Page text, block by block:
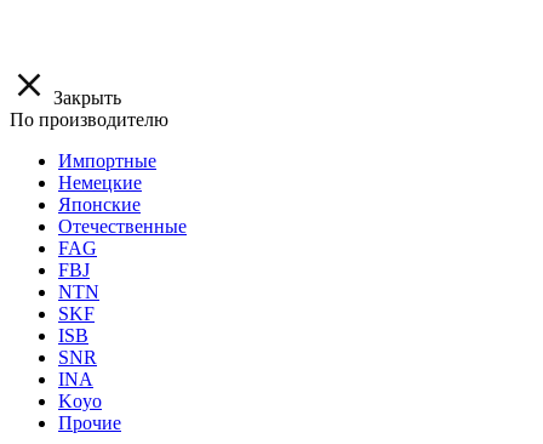
Закрыть
По производителю
Импортные
Немецкие
Японские
Отечественные
FAG
FBJ
NTN
SKF
ISB
SNR
INA
Koyo
Прочие